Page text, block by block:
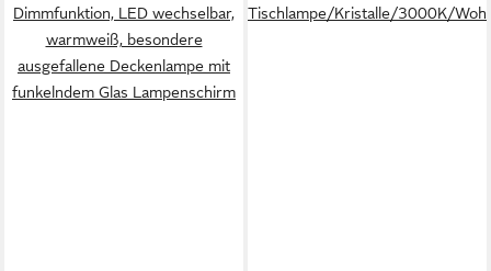
Dimmfunktion, LED wechselbar,
warmweiß, besondere
ausgefallene Deckenlampe mit
funkelndem Glas Lampenschirm
Tischlampe/Kristalle/3000K/